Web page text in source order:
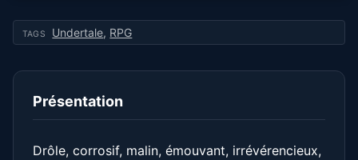
TAGS Undertale, RPG
Présentation
Drôle, corrosif, malin, émouvant, irrévérencieux,